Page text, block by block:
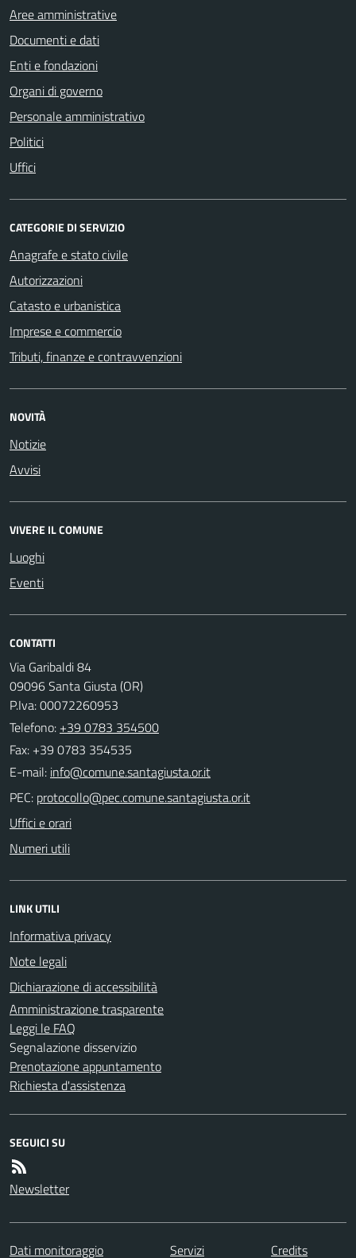
Aree amministrative
Documenti e dati
Enti e fondazioni
Organi di governo
Personale amministrativo
Politici
Uffici
CATEGORIE DI SERVIZIO
Anagrafe e stato civile
Autorizzazioni
Catasto e urbanistica
Imprese e commercio
Tributi, finanze e contravvenzioni
NOVITÀ
Notizie
Avvisi
VIVERE IL COMUNE
Luoghi
Eventi
CONTATTI
Via Garibaldi 84
09096 Santa Giusta (OR)
P.Iva: 00072260953
Telefono: +39 0783 354500
Fax: +39 0783 354535
E-mail:
PEC:
Uffici e orari
Numeri utili
LINK UTILI
Informativa privacy
Note legali
Dichiarazione di accessibilità
Amministrazione trasparente
Leggi le FAQ
Segnalazione disservizio
Prenotazione appuntamento
Richiesta d'assistenza
SEGUICI SU
Newsletter
Dati monitoraggio Servizi Credits